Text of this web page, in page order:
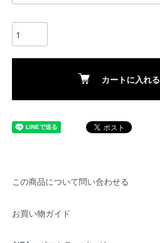
カートに入れる
この商品について問い合わせる
お買い物ガイド